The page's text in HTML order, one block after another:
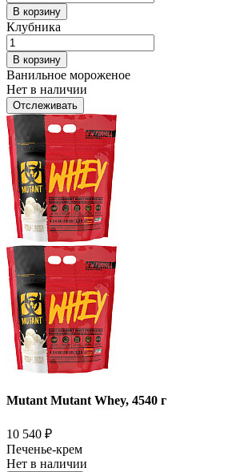
В корзину
Клубника
В корзину
Ванильное мороженое
Нет в наличии
Отслеживать
Mutant Mutant Whey, 4540 г
10 540 ₽
Печенье-крем
Нет в наличии